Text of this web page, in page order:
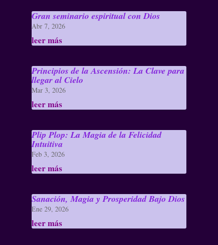
Gran seminario espiritual con Dios
Abr 7, 2026
leer más
Principios de la Ascensión: La Clave para
llegar al Cielo
Mar 3, 2026
leer más
Plip Plop: La Magia de la Felicidad
Intuitiva
Feb 3, 2026
leer más
Sanación, Magia y Prosperidad Bajo Dios
Ene 29, 2026
leer más